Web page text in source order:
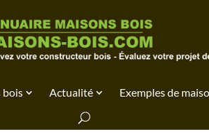
bois Actualité Exemples de